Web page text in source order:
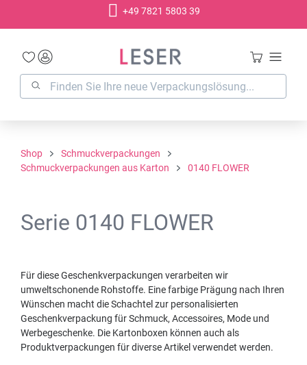
+49 7821 5803 39
Shop
Schmuckverpackungen
Schmuckverpackungen aus Karton
0140 FLOWER
Serie 0140 FLOWER
Für diese Geschenkverpackungen verarbeiten wir
umweltschonende Rohstoffe. Eine farbige Prägung nach Ihren
Wünschen macht die Schachtel zur personalisierten
Geschenkverpackung für Schmuck, Accessoires, Mode und
Werbegeschenke. Die Kartonboxen können auch als
Produktverpackungen für diverse Artikel verwendet werden.